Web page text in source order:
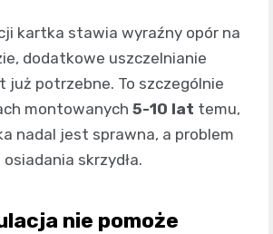
kartka stawia wyraźny opór na
dodatkowe uszczelnianie
już potrzebne. To szczególnie
montowanych 5-10 lat temu,
nadal jest sprawna, a problem
skrzydła.
nie pomoże